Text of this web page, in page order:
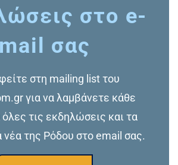
στο e-
mail σας
στη mailing list του
για να λαμβάνετε κάθε
τις εκδηλώσεις και τα
νέα της Ρόδου στο email σας.